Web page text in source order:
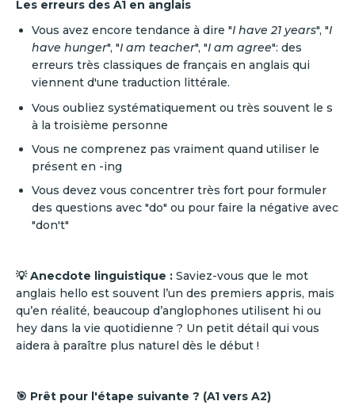
Les erreurs des A1 en anglais
Vous avez encore tendance à dire "I have 21 years", "I
have hunger", "I am teacher", "I am agree": des
erreurs très classiques de français en anglais qui
viennent d'une traduction littérale.
Vous oubliez systématiquement ou très souvent le s
à la troisième personne
Vous ne comprenez pas vraiment quand utiliser le
présent en -ing
Vous devez vous concentrer très fort pour formuler
des questions avec "do" ou pour faire la négative avec
"don't"
💡 Anecdote linguistique : Saviez-vous que le mot
anglais hello est souvent l’un des premiers appris, mais
qu’en réalité, beaucoup d’anglophones utilisent hi ou
hey dans la vie quotidienne ? Un petit détail qui vous
aidera à paraître plus naturel dès le début !
🎯 Prêt pour l'étape suivante ? (A1 vers A2)